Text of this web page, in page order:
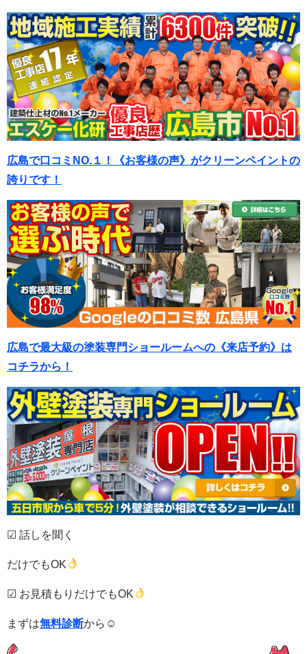
広島で口コミNO.１！《お客様の声》がクリーンペイントの
誇りです！
広島で最大級の塗装専門ショールームへの《来店予約》は
コチラから！
☑ 話しを聞く
だけでもOK
☑ お見積もりだけでもOK
まずは無料診断から☺